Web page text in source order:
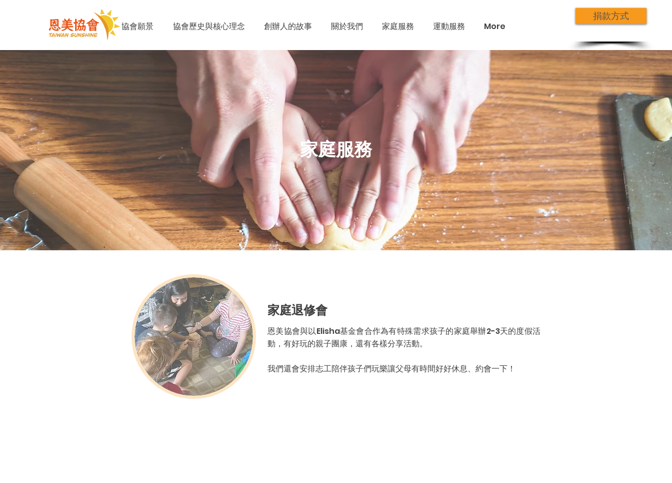
協會願景 協會歷史與核心理念 創辦人的故事 關於我們 家庭服務 運動服務 More
捐款方式
家庭服務
​家庭退修會
恩美協會與以Elisha基金會合作為有特殊需求孩子的家庭舉辦2-3天的度假活
動，有好玩的親子團康，還有各樣分享活動。
我們還會安排志工陪伴孩子們玩樂讓父母有時間好好休息、約會一下！